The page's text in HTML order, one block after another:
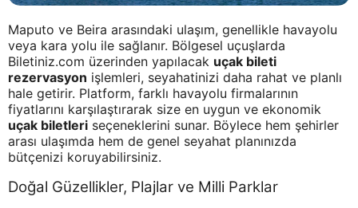
Maputo ve Beira arasındaki ulaşım, genellikle havayolu
veya kara yolu ile sağlanır. Bölgesel uçuşlarda
Biletiniz.com üzerinden yapılacak uçak bileti
rezervasyon işlemleri, seyahatinizi daha rahat ve planlı
hale getirir. Platform, farklı havayolu firmalarının
fiyatlarını karşılaştırarak size en uygun ve ekonomik
uçak biletleri seçeneklerini sunar. Böylece hem şehirler
arası ulaşımda hem de genel seyahat planınızda
bütçenizi koruyabilirsiniz.
Doğal Güzellikler, Plajlar ve Milli Parklar